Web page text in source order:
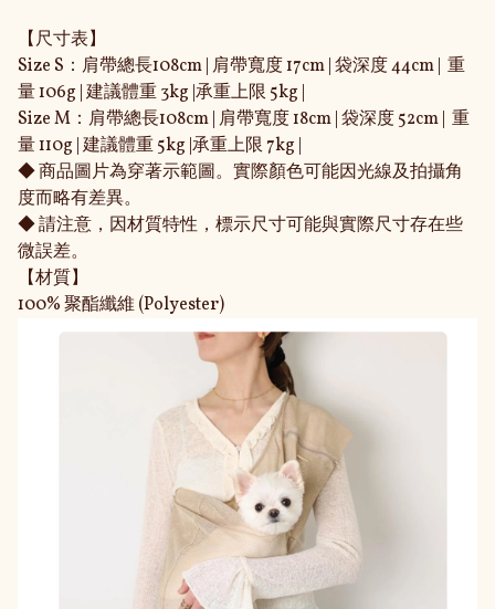
【尺寸表】
Size S：肩帶總長108cm | 肩帶寬度 17cm | 袋深度 44cm | 重
量 106g | 建議體重 3kg |承重上限 5kg |
Size M：肩帶總長108cm | 肩帶寬度 18cm | 袋深度 52cm | 重
量 110g | 建議體重 5kg |承重上限 7kg |
◆ 商品圖片為穿著示範圖。實際顏色可能因光線及拍攝角
度而略有差異。
◆ 請注意，因材質特性，標示尺寸可能與實際尺寸存在些
微誤差。
【材質】
100% 聚酯纖維 (Polyester)